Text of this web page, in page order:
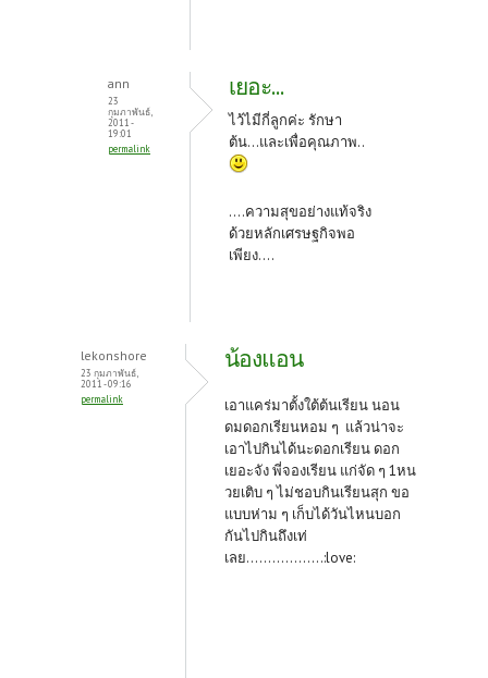
ann
23
กุมภาพันธ์,
2011 -
19:01
permalink
เยอะ...
ไว้ไมีกี่ลูกค่ะ รักษา
ต้น...และเพื่อคุณภาพ..
....ความสุขอย่างแท้จริง
ด้วยหลักเศรษฐกิจพอ
เพียง....
lekonshore
23 กุมภาพันธ์,
2011 - 09:16
permalink
น้องแอน
เอาแคร่มาตั้งใต้ต้นเรียน นอน
ดมดอกเรียนหอม ๆ แล้วน่าจะ
เอาไปกินได้นะดอกเรียน ดอก
เยอะจัง พี่จองเรียน แก่จัด ๆ 1หน
วยเติบ ๆ ไม่ชอบกินเรียนสุก ขอ
แบบห่าม ๆ เก็บได้วันไหนบอก
กันไปกินถึงเท่
เลย..................:love: